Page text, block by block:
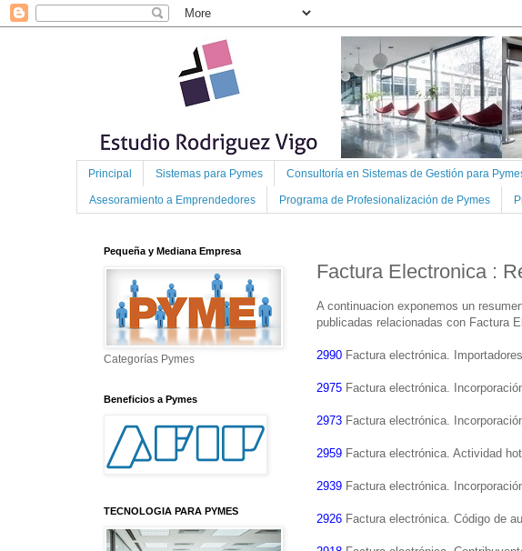
Principal Sistemas para Pymes Consultoría en Sistemas de Gestión para
Asesoramiento a Emprendedores Programa de Profesionalización de Pymes
Factura Electronica :
A continuacion exponemos un
publicadas relacionadas con Factura
2990 Factura electrónica.
2975 Factura electrónica.
2973 Factura electrónica.
2959 Factura electrónica. Actividad
2939 Factura electrónica.
2926 Factura electrónica. Código de
Pequeña y Mediana Empresa
Categorías Pymes
Beneficios a Pymes
TECNOLOGIA PARA PYMES